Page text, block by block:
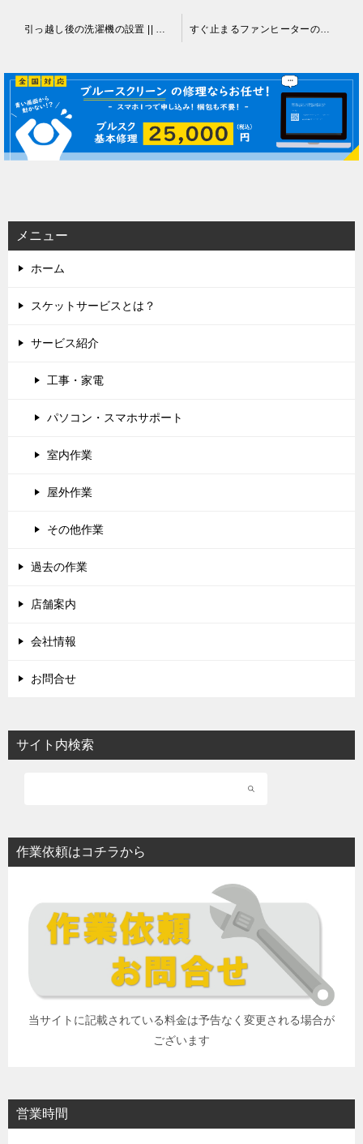
ナ
ビ
ゲ
ー
ン
引っ越し後の洗濯機の設置 || 伊那市 すぐ止まるファンヒーターの修理 || 伊那市
メニュー
ホーム
スケットサービスとは？
サービス紹介
工事・家電
パソコン・スマホサポート
室内作業
屋外作業
その他作業
過去の作業
店舗案内
会社情報
お問合せ
サイト内検索
作業依頼はコチラから
当サイトに記載されている料金は予告なく変更される場合が
ございます
営業時間